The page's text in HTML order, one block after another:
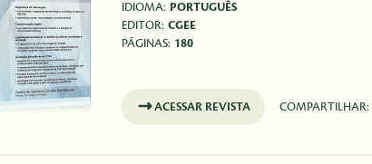
IDIOMA: PORTUGUÊS
EDITOR: CGEE
PÁGINAS: 180
ACESSAR REVISTA COMPARTILHAR: